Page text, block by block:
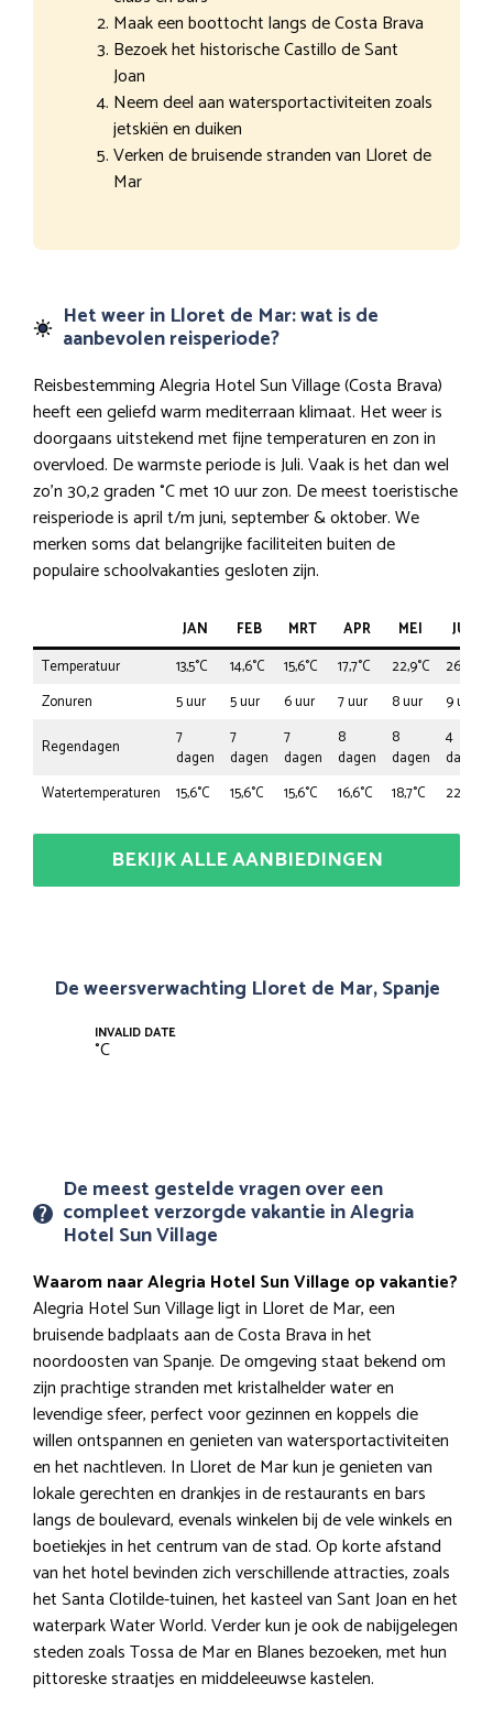
Maak een boottocht langs de Costa Brava
Bezoek het historische Castillo de Sant
Joan
Neem deel aan watersportactiviteiten zoals
jetskiën en duiken
Verken de bruisende stranden van Lloret de
Mar
Het weer in Lloret de Mar: wat is de
aanbevolen reisperiode?
Reisbestemming Alegria Hotel Sun Village (Costa Brava)
heeft een geliefd warm mediterraan klimaat. Het weer is
doorgaans uitstekend met fijne temperaturen en zon in
overvloed. De warmste periode is Juli. Vaak is het dan wel
zo’n 30,2 graden °C met 10 uur zon. De meest toeristische
reisperiode is april t/m juni, september & oktober. We
merken soms dat belangrijke faciliteiten buiten de
populaire schoolvakanties gesloten zijn.
JAN FEB MRT APR MEI
JUN
Temperatuur
13,5°C 14,6°C 15,6°C 17,7°C 22,9°C
26,0°C
Zonuren
5 uur 5 uur 6 uur 7 uur 8 uur
9 uur
Regendagen
7
dagen
7
dagen
7
dagen
8
dagen
8
dagen
4
dagen
Watertemperaturen
15,6°C 15,6°C 15,6°C 16,6°C 18,7°C 22,9°C
BEKIJK ALLE AANBIEDINGEN
De weersverwachting Lloret de Mar, Spanje
INVALID DATE
°C
De meest gestelde vragen over een
compleet verzorgde vakantie in Alegria
Hotel Sun Village
Waarom naar Alegria Hotel Sun Village op vakantie?
Alegria Hotel Sun Village ligt in Lloret de Mar, een
bruisende badplaats aan de Costa Brava in het
noordoosten van Spanje. De omgeving staat bekend om
zijn prachtige stranden met kristalhelder water en
levendige sfeer, perfect voor gezinnen en koppels die
willen ontspannen en genieten van watersportactiviteiten
en het nachtleven. In Lloret de Mar kun je genieten van
lokale gerechten en drankjes in de restaurants en bars
langs de boulevard, evenals winkelen bij de vele winkels en
boetiekjes in het centrum van de stad. Op korte afstand
van het hotel bevinden zich verschillende attracties, zoals
het Santa Clotilde-tuinen, het kasteel van Sant Joan en het
waterpark Water World. Verder kun je ook de nabijgelegen
steden zoals Tossa de Mar en Blanes bezoeken, met hun
pittoreske straatjes en middeleeuwse kastelen.